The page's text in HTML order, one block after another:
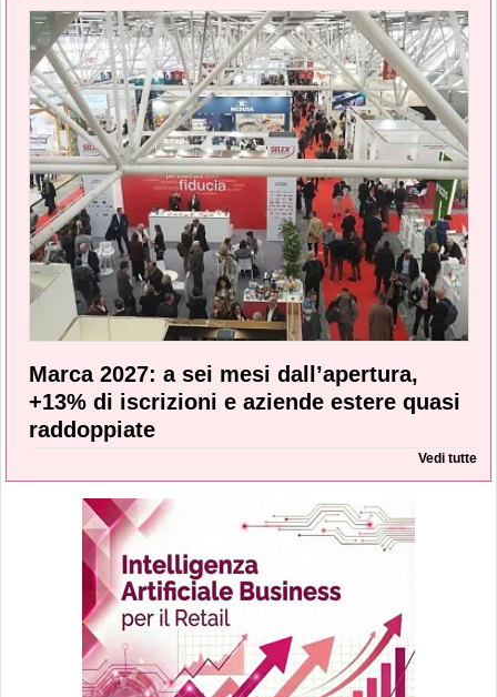
Marca 2027: a sei mesi dall’apertura,
+13% di iscrizioni e aziende estere quasi
raddoppiate
Vedi tutte